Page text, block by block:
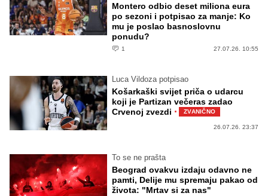
Montero odbio deset miliona eura
po sezoni i potpisao za manje: Ko
mu je poslao basnoslovnu
ponudu?
1 27.07.26. 10:55
Luca Vildoza potpisao
Košarkaški svijet priča o udarcu
koji je Partizan večeras zadao
Crvenoj zvezdi · ZVANIČNO
26.07.26. 23:37
To se ne prašta
Beograd ovakvu izdaju odavno ne
pamti, Delije mu spremaju pakao od
života: "Mrtav si za nas"